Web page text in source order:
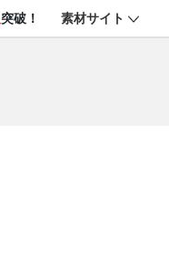
突破！ 素材サイト